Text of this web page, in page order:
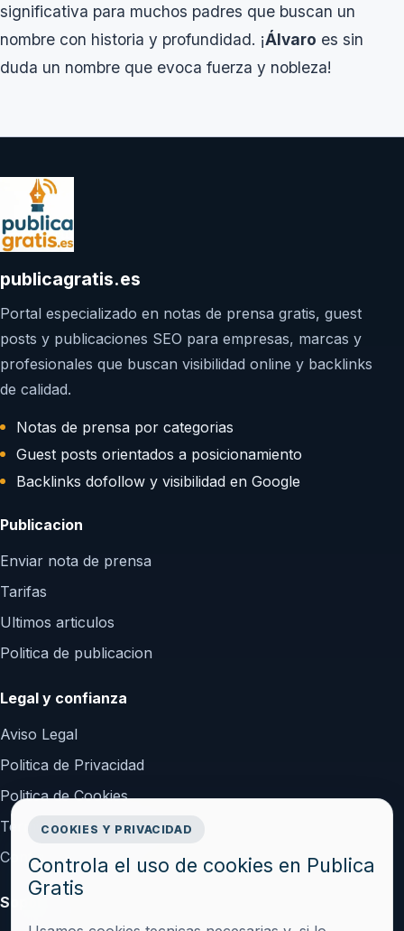
significativa para muchos padres que buscan un
nombre con historia y profundidad. ¡Álvaro es sin
duda un nombre que evoca fuerza y nobleza!
publicagratis.es
Portal especializado en notas de prensa gratis, guest
posts y publicaciones SEO para empresas, marcas y
profesionales que buscan visibilidad online y backlinks
de calidad.
Notas de prensa por categorias
Guest posts orientados a posicionamiento
Backlinks dofollow y visibilidad en Google
Publicacion
Enviar nota de prensa
Tarifas
Ultimos articulos
Politica de publicacion
Legal y confianza
Aviso Legal
Politica de Privacidad
Politica de Cookies
Terminos y Condiciones
Configurar cookies
Soporte
COOKIES Y PRIVACIDAD
Controla el uso de cookies en Publica
Gratis